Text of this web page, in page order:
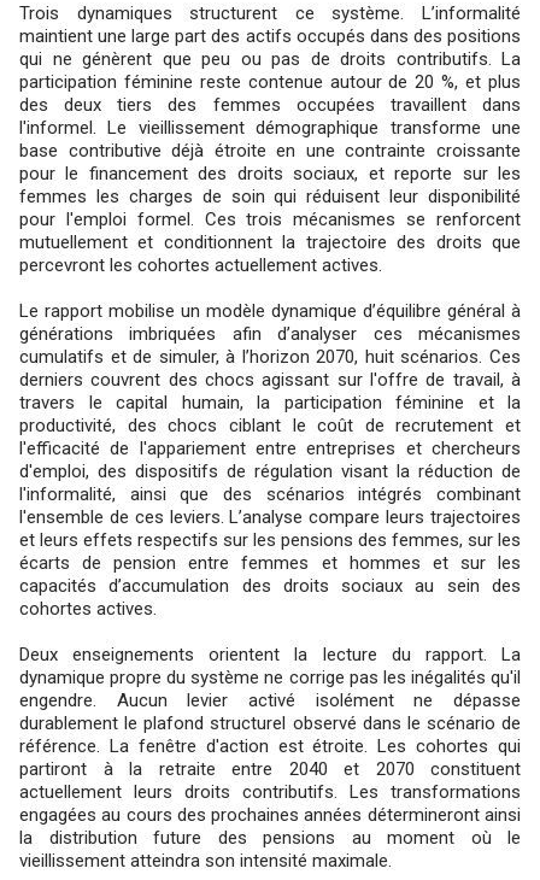
Trois dynamiques structurent ce système. L’informalité
maintient une large part des actifs occupés dans des positions
qui ne génèrent que peu ou pas de droits contributifs. La
participation féminine reste contenue autour de 20 %, et plus
des deux tiers des femmes occupées travaillent dans
l'informel. Le vieillissement démographique transforme une
base contributive déjà étroite en une contrainte croissante
pour le financement des droits sociaux, et reporte sur les
femmes les charges de soin qui réduisent leur disponibilité
pour l'emploi formel. Ces trois mécanismes se renforcent
mutuellement et conditionnent la trajectoire des droits que
percevront les cohortes actuellement actives.
Le rapport mobilise un modèle dynamique d’équilibre général à
générations imbriquées afin d’analyser ces mécanismes
cumulatifs et de simuler, à l’horizon 2070, huit scénarios. Ces
derniers couvrent des chocs agissant sur l'offre de travail, à
travers le capital humain, la participation féminine et la
productivité, des chocs ciblant le coût de recrutement et
l'efficacité de l'appariement entre entreprises et chercheurs
d'emploi, des dispositifs de régulation visant la réduction de
l'informalité, ainsi que des scénarios intégrés combinant
l'ensemble de ces leviers. L’analyse compare leurs trajectoires
et leurs effets respectifs sur les pensions des femmes, sur les
écarts de pension entre femmes et hommes et sur les
capacités d’accumulation des droits sociaux au sein des
cohortes actives.
Deux enseignements orientent la lecture du rapport. La
dynamique propre du système ne corrige pas les inégalités qu'il
engendre. Aucun levier activé isolément ne dépasse
durablement le plafond structurel observé dans le scénario de
référence. La fenêtre d'action est étroite. Les cohortes qui
partiront à la retraite entre 2040 et 2070 constituent
actuellement leurs droits contributifs. Les transformations
engagées au cours des prochaines années détermineront ainsi
la distribution future des pensions au moment où le
vieillissement atteindra son intensité maximale.